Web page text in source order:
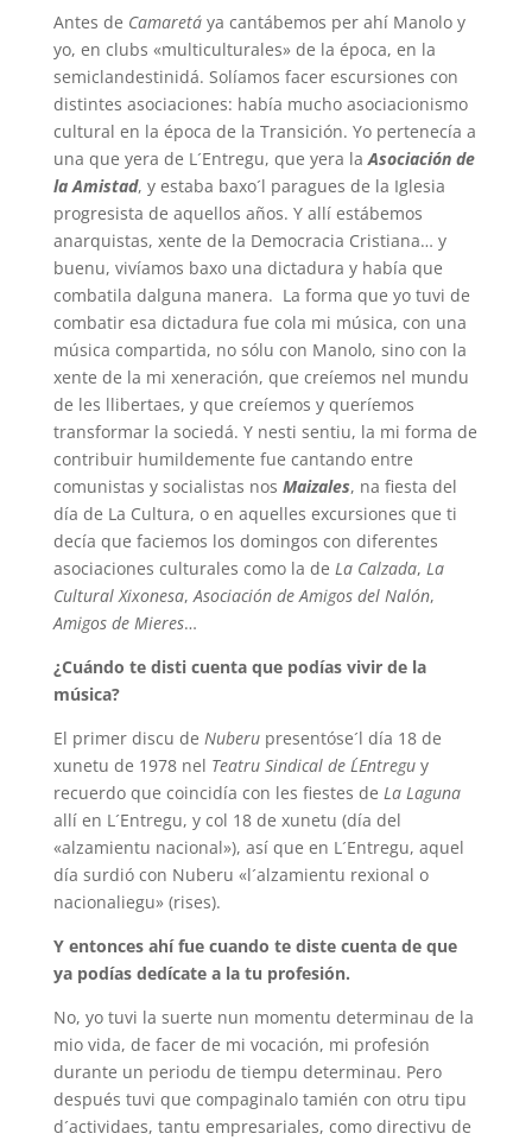
Antes de Camaretáya cantábemos per ahí Manolo y
yo, en clubs «multiculturales» de la época, en la
semiclandestinidá. Solíamos facer escursiones con
distintes asociaciones: había mucho asociacionismo
cultural en la época de la Transición. Yo pertenecía a
una que yera de L´Entregu, que yera laAsociación de
la Amistad, y estaba baxo´l paragues de la Iglesia
progresista de aquellos años. Y allí estábemos
anarquistas, xente de la Democracia Cristiana… y
buenu, vivíamos baxo una dictadura y había que
combatila dalguna manera. La forma que yo tuvi de
combatir esa dictadura fue cola mi música, con una
música compartida, no sólu con Manolo, sino con la
xente de la mi xeneración, que creíemos nel mundu
de les llibertaes, y que creíemos y queríemos
transformar la sociedá. Y nesti sentiu, la mi forma de
contribuir humildemente fue cantando entre
comunistas y socialistas nos Maizales, na fiesta del
día de La Cultura, o en aquelles excursiones que ti
decía que faciemos los domingos con diferentes
asociaciones culturales como la de La Calzada, La
Cultural Xixonesa,Asociación de Amigos del Nalón,
Amigos de Mieres…
¿Cuándo te disti cuenta que podías vivir de la
música?
El primer discu de Nuberupresentóse´l día 18 de
xunetu de 1978 nel Teatru Sindical de L´Entreguy
recuerdo que coincidía con les fiestes de La Laguna
allí en L´Entregu, y col 18 de xunetu (día del
«alzamientu nacional»), así que en L´Entregu, aquel
día surdió con Nuberu «l´alzamientu rexional o
nacionaliegu» (rises).
Y entonces ahí fue cuando te diste cuenta de que
ya podías dedícate a la tu profesión.
No, yo tuvi la suerte nun momentu determinau de la
mio vida, de facer de mi vocación, mi profesión
durante un periodu de tiempu determinau. Pero
después tuvi que compaginalo tamién con otru tipu
d´actividaes, tantu empresariales, como directivu de